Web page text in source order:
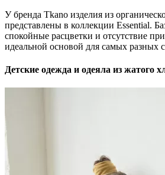
У бренда Tkano изделия из
представлены в коллекции Essential.
спокойные расцветки и отсутствие
идеальной основой для самых разных
Детские одежда и одеяла из жатого